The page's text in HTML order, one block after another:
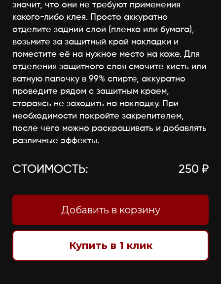
значит, что они не требуют применения
какого-либо клея. Просто аккуратно
отделите задний слой (пленка или бумага),
возьмите за защитный край накладки и
поместите её на нужное место на коже. Для
отделения защитного слоя смочите кисть или
ватную палочку в 99% спирте, аккуратно
проведите рядом с защитным краем,
стараясь не заходить на накладку. При
необходимости покройте закрепителем,
после чего можно раскрашивать и добавлять
различные эффекты.
СТОИМОСТЬ: 250 ₽
Добавить в корзину
Купить в 1 клик